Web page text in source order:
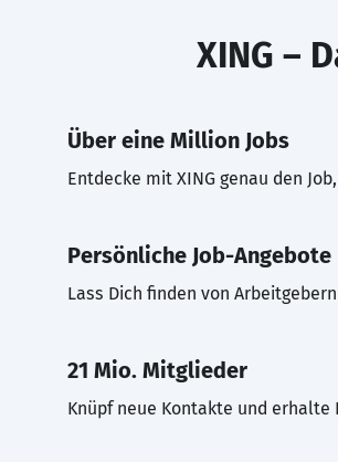
XING –
Über eine Million Jobs
Entdecke mit XING genau den
Persönliche Job-Angebote
Lass Dich finden von
21 Mio. Mitglieder
Knüpf neue Kontakte und erhalte